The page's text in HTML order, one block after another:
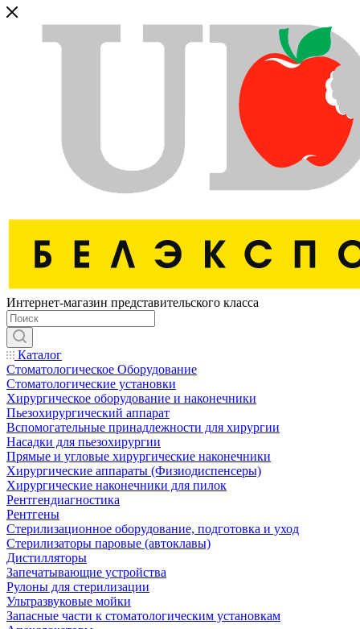
Интернет-магазин представительского класса
Каталог
Стоматологическое Оборудование
Стоматологические установки
Хирургическое оборудование и наконечники
Пьезохирургический аппарат
Вспомогательные принадлежности для хирургии
Насадки для пьезохирургии
Прямые и угловые хирургические наконечники
Хирургические аппараты (Физиодиспенсеры)
Хирургические наконечники для пилок
Рентгендиагностика
Рентгены
Стерилизационное оборудование, подготовка и уход
Стерилизаторы паровые (автоклавы)
Дистилляторы
Запечатывающие устройства
Рулоны для стерилизации
Ультразвуковые мойки
Запасные части к стоматологическим установкам